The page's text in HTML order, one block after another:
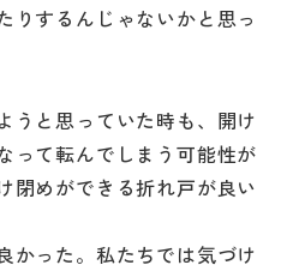
私たちに
ハウジン
グボック
ス
について
会
予
約
来
りするんじゃないかと思っ
うと思っていた時も、開け
って転んでしまう可能性が
閉めができる折れ戸が良い
かった。私たちでは気づけ